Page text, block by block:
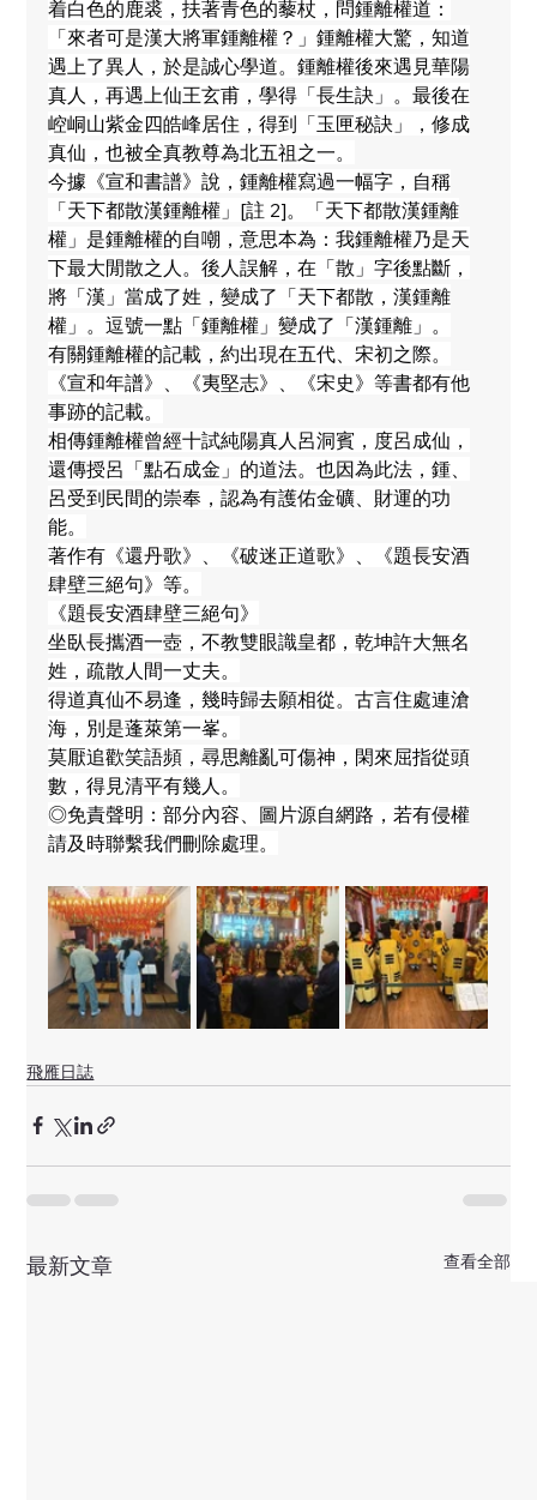
着白色的鹿裘，扶著青色的藜杖，問鍾離權道：
「來者可是漢大將軍鍾離權？」鍾離權大驚，知道
遇上了異人，於是誠心學道。鍾離權後來遇見華陽
真人，再遇上仙王玄甫，學得「長生訣」。最後在
崆峒山紫金四皓峰居住，得到「玉匣秘訣」，修成
真仙，也被全真教尊為北五祖之一。
今據《宣和書譜》說，鍾離權寫過一幅字，自稱
「天下都散漢鍾離權」[註 2]。「天下都散漢鍾離
權」是鍾離權的自嘲，意思本為：我鍾離權乃是天
下最大閒散之人。後人誤解，在「散」字後點斷，
將「漢」當成了姓，變成了「天下都散，漢鍾離
權」。逗號一點「鍾離權」變成了「漢鍾離」。
有關鍾離權的記載，約出現在五代、宋初之際。
《宣和年譜》、《夷堅志》、《宋史》等書都有他
事跡的記載。
相傳鍾離權曾經十試純陽真人呂洞賓，度呂成仙，
還傳授呂「點石成金」的道法。也因為此法，鍾、
呂受到民間的崇奉，認為有護佑金礦、財運的功
能。
著作有《還丹歌》、《破迷正道歌》、《題長安酒
肆壁三絕句》等。
《題長安酒肆壁三絕句》
坐臥長攜酒一壺，不教雙眼識皇都，乾坤許大無名
姓，疏散人間一丈夫。
得道真仙不易逢，幾時歸去願相從。古言住處連滄
海，別是蓬萊第一峯。
莫厭追歡笑語頻，尋思離亂可傷神，閑來屈指從頭
數，得見清平有幾人。
◎免責聲明：部分內容、圖片源自網路，若有侵權
請及時聯繫我們刪除處理。
飛雁日誌
最新文章 查看全部